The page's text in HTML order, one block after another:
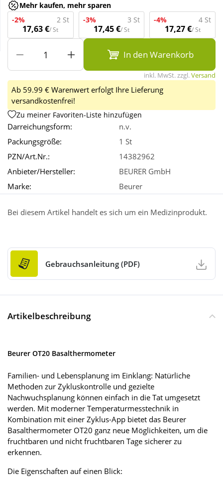
Tierbedarf
Mehr kaufen, mehr sparen
-2%
2 St
17,63 €/ St
-3% 3 St
17,45 €/ St
-4% 4 St
17,27 €/ St
In den Warenkorb
inkl. MwSt. zzgl.Versand
Ab 59.99 € Warenwert erfolgt Ihre Lieferung
versandkostenfrei!
Zu meiner Favoriten-Liste hinzufügen
Darreichungsform:
n.v.
Packungsgröße:
1 St
PZN/Art.Nr.:
14382962
Anbieter/Hersteller:
BEURER GmbH
Marke:
Beurer
Bei diesem Artikel handelt es sich um ein Medizinprodukt.
Gebrauchsanleitung (PDF)
Artikelbeschreibung
Beurer OT20 Basalthermometer
Familien- und Lebensplanung im Einklang: Natürliche
Methoden zur Zykluskontrolle und gezielte
Nachwuchsplanung können einfach in die Tat umgesetzt
werden. Mit moderner Temperaturmesstechnik in
Kombination mit einer Zyklus-App bietet das Beurer
Basalthermometer OT20 ganz neue Möglichkeiten, um die
fruchtbaren und nicht fruchtbaren Tage sicherer zu
erkennen.
Die Eigenschaften auf einen Blick: